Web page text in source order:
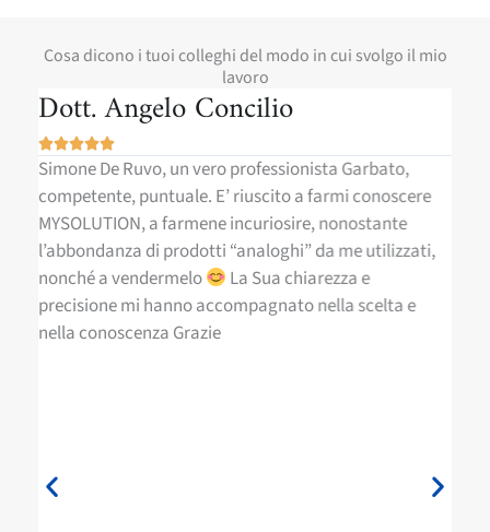
Cosa dicono i tuoi colleghi del modo in cui svolgo il mio
lavoro
Dott. Angelo Concilio

Simone De Ruvo, un vero professionista Garbato,
competente, puntuale. E’ riuscito a farmi conoscere
MYSOLUTION, a farmene incuriosire, nonostante
l’abbondanza di prodotti “analoghi” da me utilizzati,
nonché a vendermelo
La Sua chiarezza e
precisione mi hanno accompagnato nella scelta e
nella conoscenza Grazie